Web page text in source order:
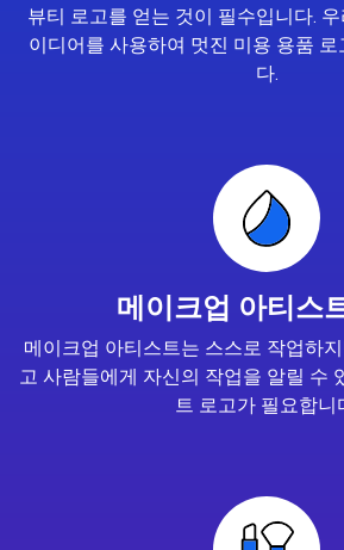
뷰티 로고를 얻는 것이 필수입니다.
이디어를 사용하여 멋진 미용 용품
다.
메이크업 아티스
메이크업 아티스트는 스스로 작업하
고 사람들에게 자신의 작업을 알릴 수
트 로고가 필요합니